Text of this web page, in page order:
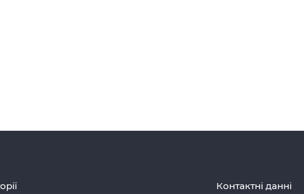
Контактні данні